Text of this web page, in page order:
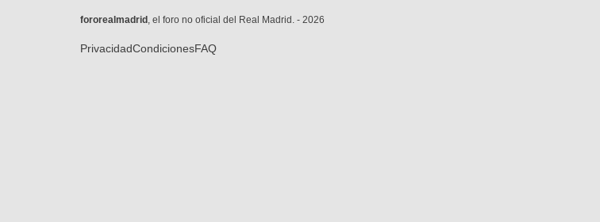
fororealmadrid , el foro no oficial del Real Madrid. - 2026
PrivacidadCondicionesFAQ